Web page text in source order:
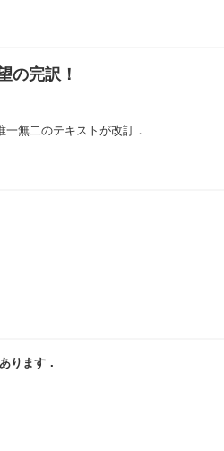
の完訳！
無二のテキストが改訂．
ります．